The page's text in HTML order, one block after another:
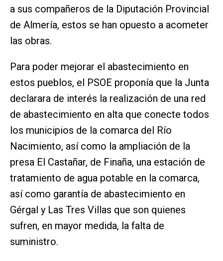
a sus compañeros de la Diputación Provincial
de Almería, estos se han opuesto a acometer
las obras.
Para poder mejorar el abastecimiento en
estos pueblos, el PSOE proponía que la Junta
declarara de interés la realización de una red
de abastecimiento en alta que conecte todos
los municipios de la comarca del Río
Nacimiento, así como la ampliación de la
presa El Castañar, de Finaña, una estación de
tratamiento de agua potable en la comarca,
así como garantía de abastecimiento en
Gérgal y Las Tres Villas que son quienes
sufren, en mayor medida, la falta de
suministro.